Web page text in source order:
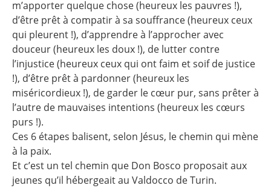
m’apporter quelque chose (heureux les pauvres !),
d’être prêt à compatir à sa souffrance (heureux ceux
qui pleurent !), d’apprendre à l’approcher avec
douceur (heureux les doux !), de lutter contre
l’injustice (heureux ceux qui ont faim et soif de justice
!), d’être prêt à pardonner (heureux les
miséricordieux !), de garder le cœur pur, sans prêter à
l’autre de mauvaises intentions (heureux les cœurs
purs !).
Ces 6 étapes balisent, selon Jésus, le chemin qui mène
à la paix.
Et c’est un tel chemin que Don Bosco proposait aux
jeunes qu’il hébergeait au Valdocco de Turin.